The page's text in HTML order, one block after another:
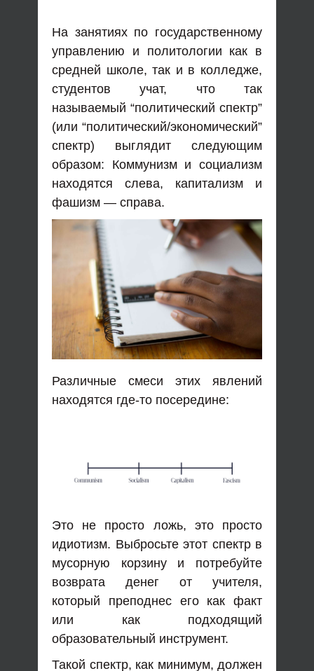
На занятиях по государственному
управлению и политологии как в
средней школе, так и в колледже,
студентов учат, что так
называемый “политический спектр”
(или “политический/экономический”
спектр) выглядит следующим
образом: Коммунизм и социализм
находятся слева, капитализм и
фашизм — справа.
Различные смеси этих явлений
находятся где-то посередине:
Это не просто ложь, это просто
идиотизм. Выбросьте этот спектр в
мусорную корзину и потребуйте
возврата денег от учителя,
который преподнес его как факт
или как подходящий
образовательный инструмент.
Такой спектр, как минимум, должен